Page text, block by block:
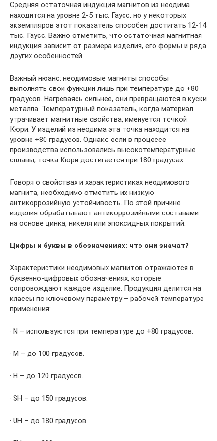
Средняя остаточная индукция магнитов из неодима
находится на уровне 2-5 тыс. Гаусс, но у некоторых
экземпляров этот показатель способен достигать 12-14
тыс. Гаусс. Важно отметить, что остаточная магнитная
индукция зависит от размера изделия, его формы и ряда
других особенностей.
Важный нюанс: неодимовые магниты способы
выполнять свои функции лишь при температуре до +80
градусов. Нагреваясь сильнее, они превращаются в куски
металла. Температурный показатель, когда материал
утрачивает магнитные свойства, именуется точкой
Кюри. У изделий из неодима эта точка находится на
уровне +80 градусов. Однако если в процессе
производства использовались высокотемпературные
сплавы, точка Кюри достигается при 180 градусах.
Говоря о свойствах и характеристиках неодимового
магнита, необходимо отметить их низкую
антикоррозийную устойчивость. По этой причине
изделия обрабатывают антикоррозийными составами
на основе цинка, никеля или эпоксидных покрытий.
Цифры и буквы в обозначениях: что они значат?
Характеристики неодимовых магнитов отражаются в
буквенно-цифровых обозначениях, которые
сопровождают каждое изделие. Продукция делится на
классы по ключевому параметру – рабочей температуре
применения:
· N – используются при температуре до +80 градусов.
· M – до 100 градусов.
· H – до 120 градусов.
· SH – до 150 градусов.
· UH – до 180 градусов.